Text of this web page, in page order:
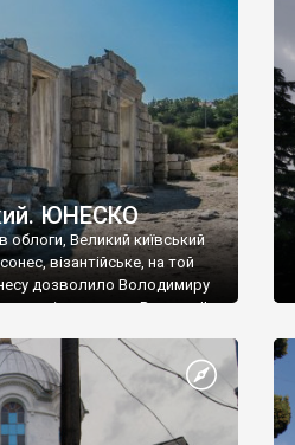
з фондів об’єкту
Таврійського».
але експерти та
[…]
ЮНЕСКО
облоги, Великий київський
візантійське, на той
дозволило Володимиру
імператору Василю ІІ,
Василем-
Русі. На честь
місто […]